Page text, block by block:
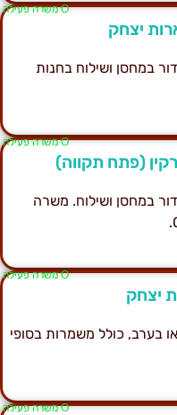
Ο משרה פעילה
יצחק
במחסן ושילוח בחנות
Ο משרה פעילה
(פתח תקווה)
במחסן ושילוח. משרה
Ο משרה פעילה
יצחק
בבוקר או בערב, כולל משמרות בסופי
Ο משרה פעילה